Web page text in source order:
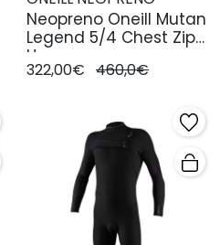
Neopreno Oneill Mutan
Legend 5/4 Chest Zip
Hom
322,00€ 460,0€